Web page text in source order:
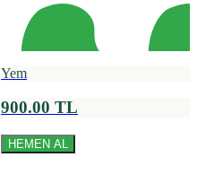
Yem
900.00 TL
HEMEN AL